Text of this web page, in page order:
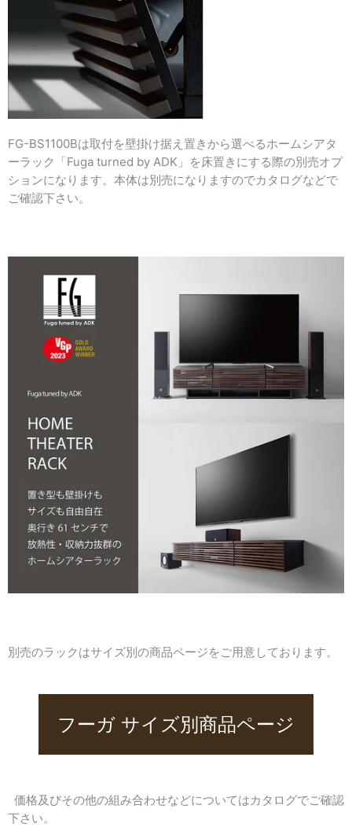
FG-BS1100Bは取付を壁掛け据え置きから選べるホームシアタ
ーラック「Fuga turned by ADK」を床置きにする際の別売オプ
ションになります。本体は別売になりますのでカタログなどで
ご確認下さい。
別売のラックはサイズ別の商品ページをご用意しております。
フーガ サイズ別商品ページ
価格及びその他の組み合わせなどについてはカタログでご確認
下さい。